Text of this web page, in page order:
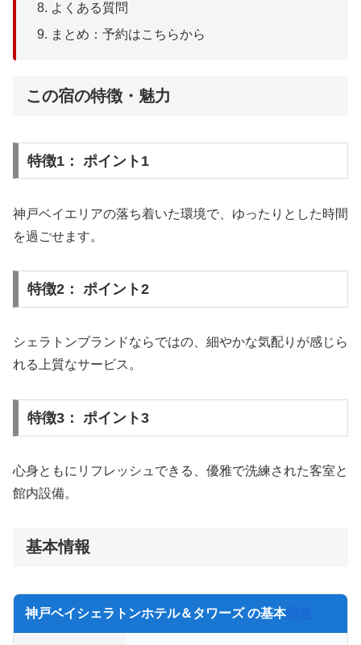
よくある質問
まとめ：予約はこちらから
この宿の特徴・魅力
特徴1： ポイント1
神戸ベイエリアの落ち着いた環境で、ゆったりとした時間
を過ごせます。
特徴2： ポイント2
シェラトンブランドならではの、細やかな気配りが感じら
れる上質なサービス。
特徴3： ポイント3
心身ともにリフレッシュできる、優雅で洗練された客室と
館内設備。
基本情報
神戸ベイシェラトンホテル＆タワーズ の基本情報